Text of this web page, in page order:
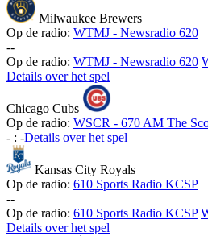
Milwaukee Brewers
Op de radio: WTMJ - Newsradio 620
--
Op de radio: WTMJ - Newsradio 620
Details over het spel
Chicago Cubs
Op de radio: WSCR - 670 AM The
- : -Details over het spel
Kansas City Royals
Op de radio: 610 Sports Radio KCSP
--
Op de radio: 610 Sports Radio KCSP
Details over het spel